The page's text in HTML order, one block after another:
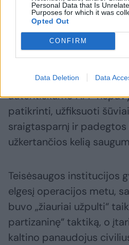
Personal Data that Is
Purposes for which it was
Opted Out
CONFIRM
Data Deletion Data
namuose, vykstant
įtariamų nusikaltėlių
paskelbtuose vaizdo
autentiškumo AFP
patikrinti, užfiksuoti
sraigtasparnį ir
užkertančios kelią
Teisėsaugos institucijos
elgesį operacijos metu,
buvo „žiauriai užpulti“
partizaninę“ taktiką, o
kaltino panaudojus